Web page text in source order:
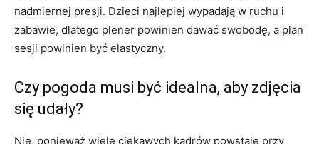
nadmiernej presji. Dzieci najlepiej wypadają w ruchu i
zabawie, dlatego plener powinien dawać swobodę, a plan
sesji powinien być elastyczny.
Czy pogoda musi być idealna, aby zdjęcia
się udały?
Nie, ponieważ wiele ciekawych kadrów powstaje przy